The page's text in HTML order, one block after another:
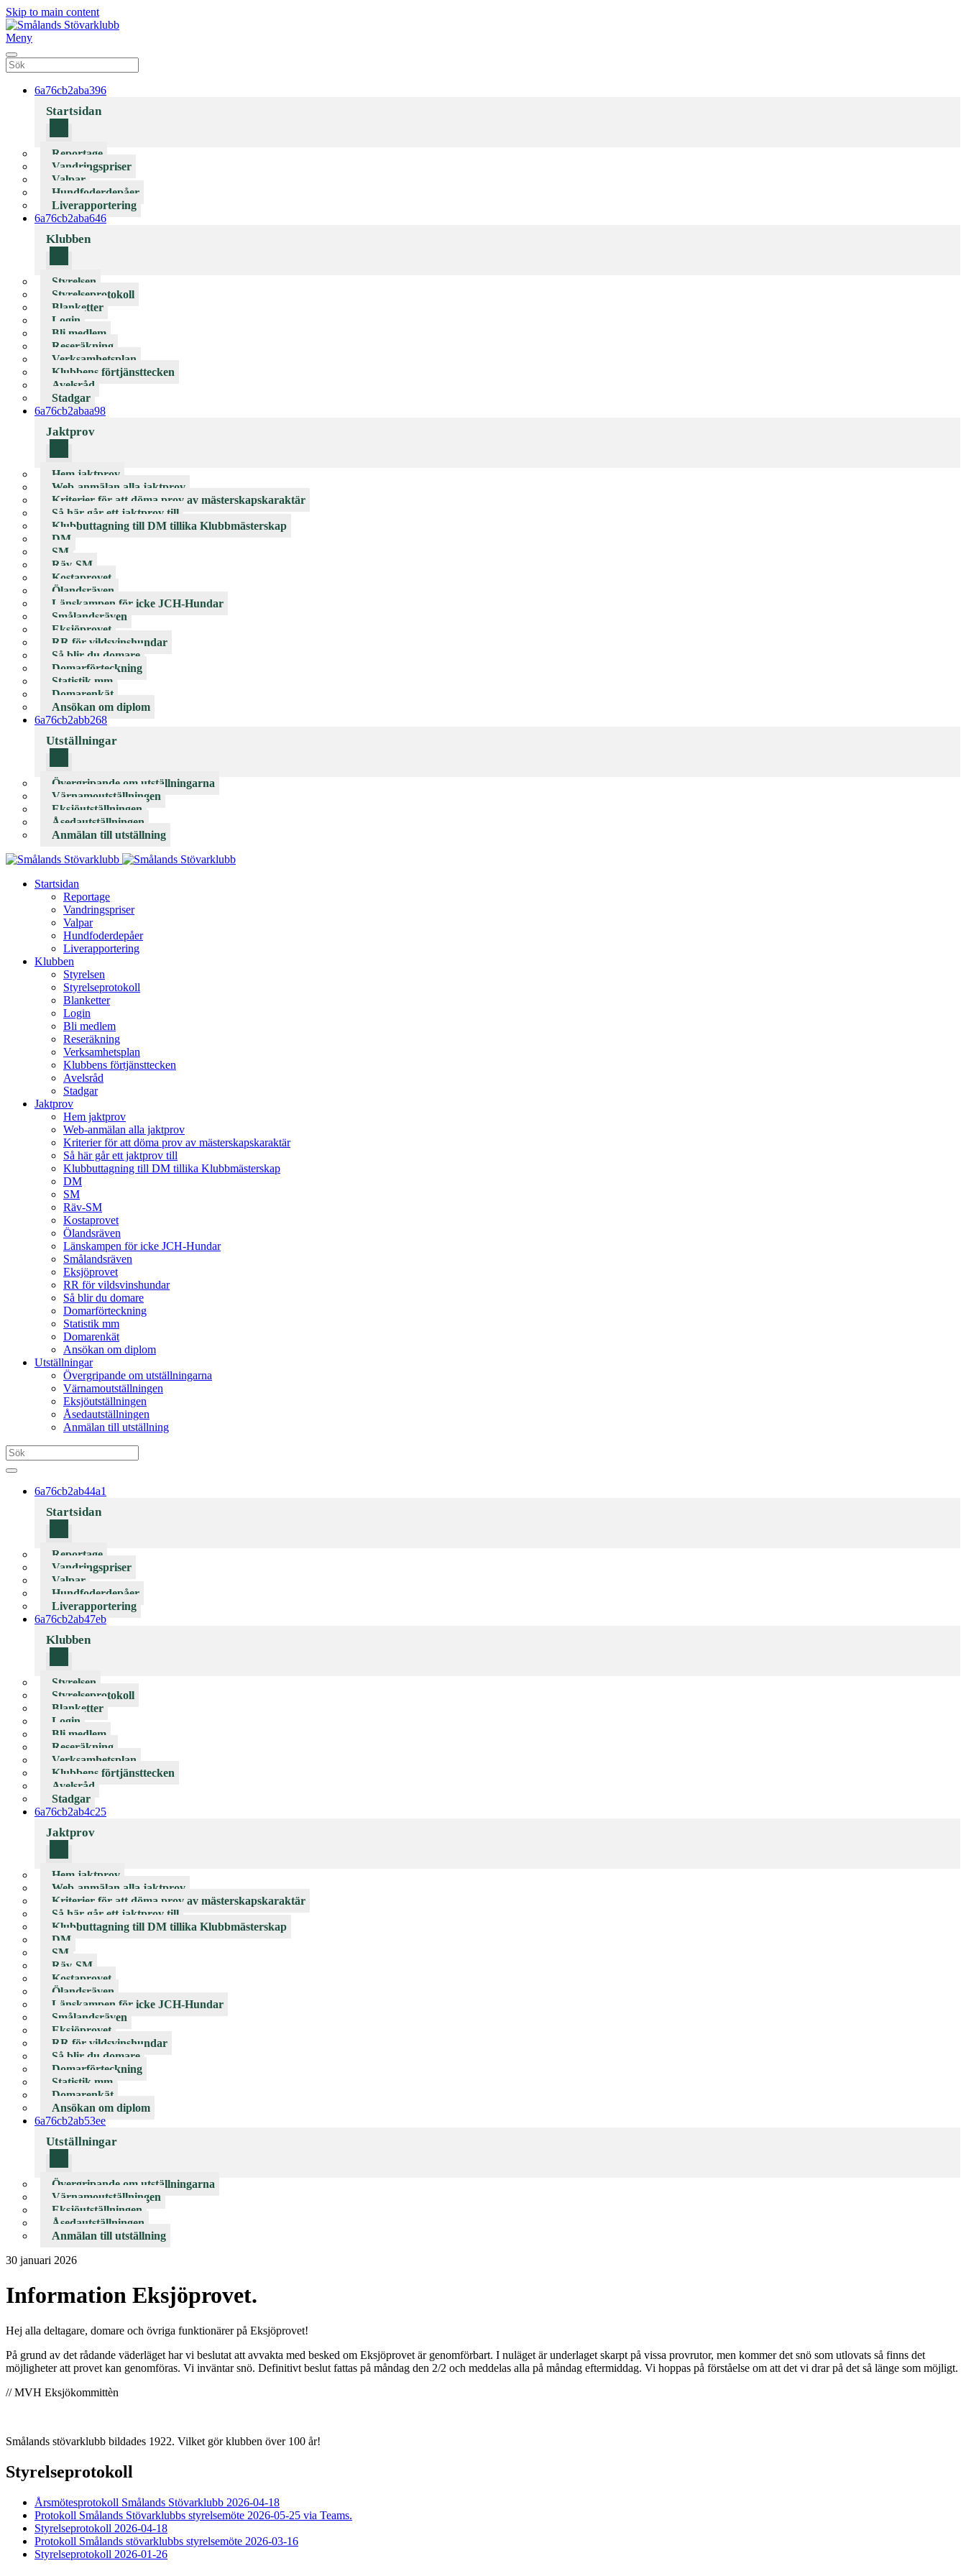
Skip to main content
Meny
6a76cb2aba396
Startsidan
Reportage
Vandringspriser
Valpar
Hundfoderdepåer
Liverapportering
6a76cb2aba646
Klubben
Styrelsen
Styrelseprotokoll
Blanketter
Login
Bli medlem
Reseräkning
Verksamhetsplan
Klubbens förtjänsttecken
Avelsråd
Stadgar
6a76cb2abaa98
Jaktprov
Hem jaktprov
Web-anmälan alla jaktprov
Kriterier för att döma prov av mästerskapskaraktär
Så här går ett jaktprov till
Klubbuttagning till DM tillika Klubbmästerskap
DM
SM
Räv-SM
Kostaprovet
Ölandsräven
Länskampen för icke JCH-Hundar
Smålandsräven
Eksjöprovet
RR för vildsvinshundar
Så blir du domare
Domarförteckning
Statistik mm
Domarenkät
Ansökan om diplom
6a76cb2abb268
Utställningar
Övergripande om utställningarna
Värnamoutställningen
Eksjöutställningen
Åsedautställningen
Anmälan till utställning
Startsidan
Reportage
Vandringspriser
Valpar
Hundfoderdepåer
Liverapportering
Klubben
Styrelsen
Styrelseprotokoll
Blanketter
Login
Bli medlem
Reseräkning
Verksamhetsplan
Klubbens förtjänsttecken
Avelsråd
Stadgar
Jaktprov
Hem jaktprov
Web-anmälan alla jaktprov
Kriterier för att döma prov av mästerskapskaraktär
Så här går ett jaktprov till
Klubbuttagning till DM tillika Klubbmästerskap
DM
SM
Räv-SM
Kostaprovet
Ölandsräven
Länskampen för icke JCH-Hundar
Smålandsräven
Eksjöprovet
RR för vildsvinshundar
Så blir du domare
Domarförteckning
Statistik mm
Domarenkät
Ansökan om diplom
Utställningar
Övergripande om utställningarna
Värnamoutställningen
Eksjöutställningen
Åsedautställningen
Anmälan till utställning
6a76cb2ab44a1
Startsidan
Reportage
Vandringspriser
Valpar
Hundfoderdepåer
Liverapportering
6a76cb2ab47eb
Klubben
Styrelsen
Styrelseprotokoll
Blanketter
Login
Bli medlem
Reseräkning
Verksamhetsplan
Klubbens förtjänsttecken
Avelsråd
Stadgar
6a76cb2ab4c25
Jaktprov
Hem jaktprov
Web-anmälan alla jaktprov
Kriterier för att döma prov av mästerskapskaraktär
Så här går ett jaktprov till
Klubbuttagning till DM tillika Klubbmästerskap
DM
SM
Räv-SM
Kostaprovet
Ölandsräven
Länskampen för icke JCH-Hundar
Smålandsräven
Eksjöprovet
RR för vildsvinshundar
Så blir du domare
Domarförteckning
Statistik mm
Domarenkät
Ansökan om diplom
6a76cb2ab53ee
Utställningar
Övergripande om utställningarna
Värnamoutställningen
Eksjöutställningen
Åsedautställningen
Anmälan till utställning
30 januari 2026
Information Eksjöprovet.
Hej alla deltagare, domare och övriga funktionärer på Eksjöprovet!
På grund av det rådande väderläget har vi beslutat att avvakta med besked om Eksjöprovet är genomförbart. I nuläget är underlaget skarpt på vissa provrutor, men kommer det snö som utlovats så finns det
möjligheter att provet kan genomföras. Vi inväntar snö. Definitivt beslut fattas på måndag den 2/2 och meddelas alla på måndag eftermiddag. Vi hoppas på förståelse om att det vi drar på det så länge som möjligt.
// MVH Eksjökommittèn
Smålands stövarklubb bildades 1922. Vilket gör klubben över 100 år!
Styrelseprotokoll
Årsmötesprotokoll Smålands Stövarklubb 2026-04-18
Protokoll Smålands Stövarklubbs styrelsemöte 2026-05-25 via Teams.
Styrelseprotokoll 2026-04-18
Protokoll Smålands stövarklubbs styrelsemöte 2026-03-16
Styrelseprotokoll 2026-01-26